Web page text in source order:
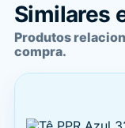
Similares
Produtos
compra.